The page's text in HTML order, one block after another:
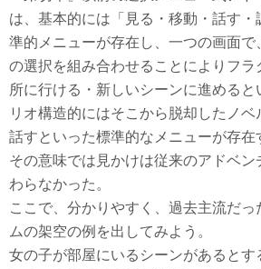
は、基本的には「見る・移動・話す
準的メニューが存在し、一つの画面で
の選択を組み合わせることによりフラ
所に行ける・新しいシーンに進める
リオ構造的にはそこから脱却したノベ
話すといった標準的なメニューが存在
その意味では見かけは従来のアドベ
わらなかった。
ここで、分かりやすく、過去主流だ
ムの架空の例を出してみよう。
女の子が部屋にいるシーンがあるとす